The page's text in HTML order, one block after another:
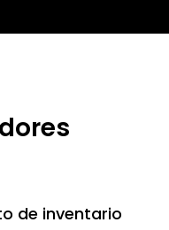
de inventario